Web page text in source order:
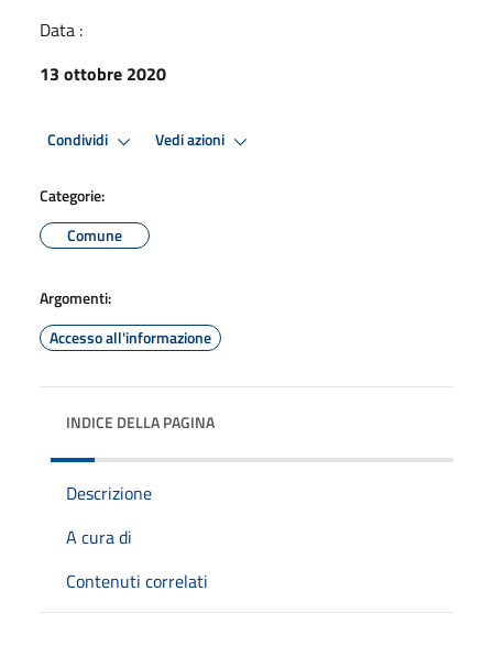
Data :
13 ottobre 2020
Condividi Vedi azioni
Categorie:
Comune
Argomenti:
Accesso all'informazione
INDICE DELLA PAGINA
Descrizione
A cura di
Contenuti correlati